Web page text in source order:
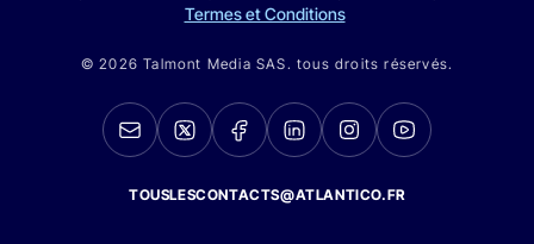
Termes et Conditions
© 2026 Talmont Media SAS. tous droits réservés.
TOUSLESCONTACTS@ATLANTICO.FR